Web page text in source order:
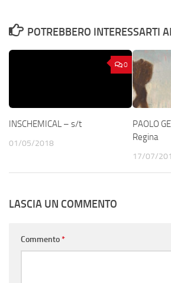
POTREBBERO INTERESSARTI
0
INSCHEMICAL – s/t
01/05/2018
PAOLO
Regina
17/07/
LASCIA UN COMMENTO
Commento*